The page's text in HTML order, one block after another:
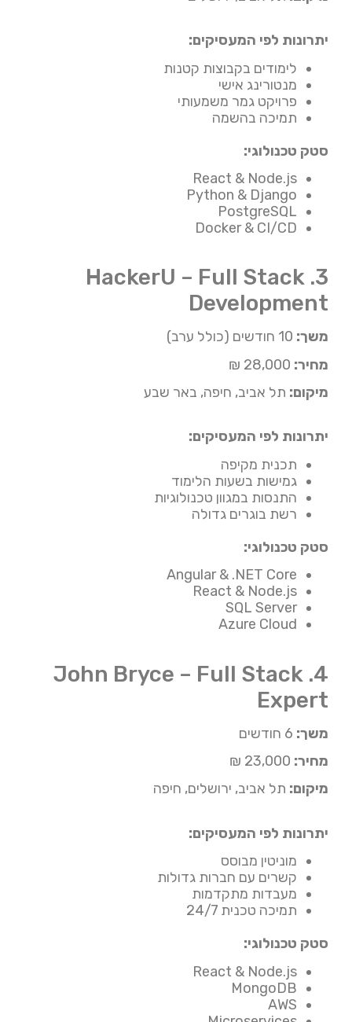
יתרונות לפי המעסיקים:
לימודים בקבוצות קטנות
מנטורינג אישי
פרויקט גמר משמעותי
תמיכה בהשמה
סטק טכנולוגי:
React & Node.js
Python & Django
PostgreSQL
Docker & CI/CD
3. HackerU – Full Stack
Development
משך:
מחיר:
מיקום: תל אביב, חיפה, באר שבע
יתרונות לפי המעסיקים:
תכנית מקיפה
גמישות בשעות הלימוד
התנסות במגוון טכנולוגיות
רשת בוגרים גדולה
סטק טכנולוגי:
Angular & .NET Core
React & Node.js
SQL Server
Azure Cloud
4. John Bryce – Full Stack
Expert
משך:
מחיר:
מיקום: תל אביב, ירושלים, חיפה
יתרונות לפי המעסיקים:
מוניטין מבוסס
קשרים עם חברות גדולות
מעבדות מתקדמות
תמיכה טכנית 24/7
סטק טכנולוגי:
React & Node.js
MongoDB
AWS